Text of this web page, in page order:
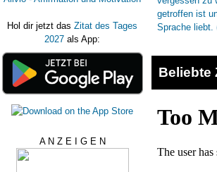
Hol dir jetzt das Zitat des Tages
2027 als App:
A N Z E I G E N
Beliebte